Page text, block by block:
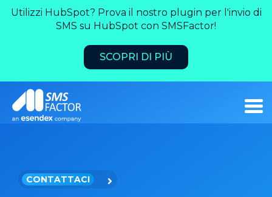
Utilizzi HubSpot? Prova il nostro plugin per l'invio di
SMS su HubSpot con SMSFactor!
SCOPRI DI PIÙ
CONTATTACI